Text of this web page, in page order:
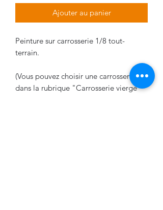
Ajouter au panier
Peinture sur carrosserie 1/8 tout-
terrain.
(Vous pouvez choisir une carrosserie
dans la rubrique "Carrosserie vierge"